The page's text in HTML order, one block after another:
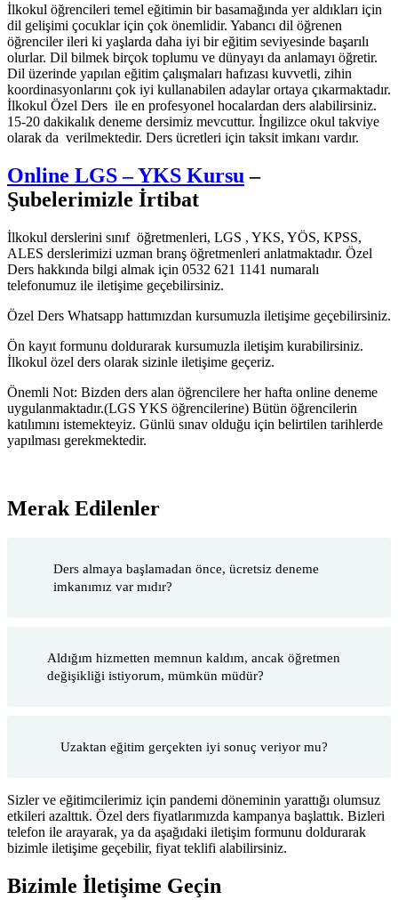
İlkokul öğrencileri temel eğitimin bir basamağında yer aldıkları için
dil gelişimi çocuklar için çok önemlidir. Yabancı dil öğrenen
öğrenciler ileri ki yaşlarda daha iyi bir eğitim seviyesinde başarılı
olurlar. Dil bilmek birçok toplumu ve dünyayı da anlamayı öğretir.
Dil üzerinde yapılan eğitim çalışmaları hafızası kuvvetli, zihin
koordinasyonlarını çok iyi kullanabilen adaylar ortaya çıkarmaktadır.
İlkokul Özel Ders ile en profesyonel hocalardan ders alabilirsiniz.
15-20 dakikalık deneme dersimiz mevcuttur. İngilizce okul takviye
olarak da verilmektedir. Ders ücretleri için taksit imkanı vardır.
Online LGS – YKS Kursu –
Şubelerimizle İrtibat
İlkokul derslerini sınıf öğretmenleri, LGS , YKS, YÖS, KPSS,
ALES derslerimizi uzman branş öğretmenleri anlatmaktadır. Özel
Ders hakkında bilgi almak için 0532 621 1141 numaralı
telefonumuz ile iletişime geçebilirsiniz.
Özel Ders Whatsapp hattımızdan kursumuzla iletişime geçebilirsiniz.
Ön kayıt formunu doldurarak kursumuzla iletişim kurabilirsiniz.
İlkokul özel ders olarak sizinle iletişime geçeriz.
Önemli Not: Bizden ders alan öğrencilere her hafta online deneme
uygulanmaktadır.(LGS YKS öğrencilerine) Bütün öğrencilerin
katılımını istemekteyiz. Günlü sınav olduğu için belirtilen tarihlerde
yapılması gerekmektedir.
Merak Edilenler
Ders almaya başlamadan önce, ücretsiz deneme
imkanımız var mıdır?
Aldığım hizmetten memnun kaldım, ancak öğretmen
değişikliği istiyorum, mümkün müdür?
Uzaktan eğitim gerçekten iyi sonuç veriyor mu?
Sizler ve eğitimcilerimiz için pandemi döneminin yarattığı olumsuz
etkileri azalttık. Özel ders fiyatlarımızda kampanya başlattık. Bizleri
telefon ile arayarak, ya da aşağıdaki iletişim formunu doldurarak
bizimle iletişime geçebilir, fiyat teklifi alabilirsiniz.
Bizimle İletişime Geçin